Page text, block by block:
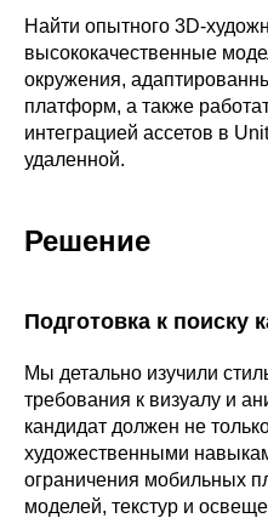
Найти опытного 3D-
высококачественные
окружения,
платформ, а также
интеграцией ассетов в
удаленной.
Решение
Подготовка к поиску
Мы детально изучили
требования к визуалу и
кандидат должен не
художественными
ограничения мобильных
моделей, текстур и